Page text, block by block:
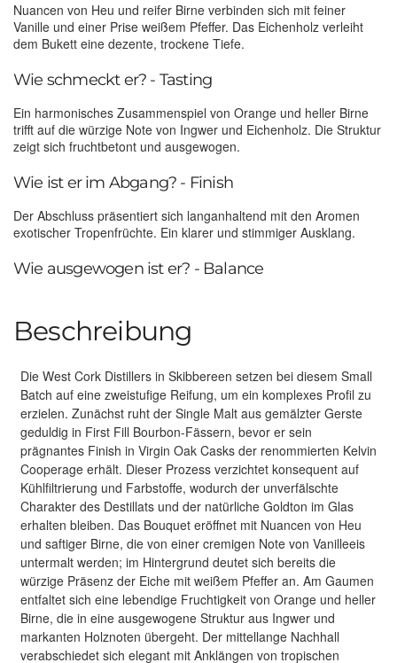
Nuancen von Heu und reifer Birne verbinden sich mit feiner
Vanille und einer Prise weißem Pfeffer. Das Eichenholz verleiht
dem Bukett eine dezente, trockene Tiefe.
Wie schmeckt er? - Tasting
Ein harmonisches Zusammenspiel von Orange und heller Birne
trifft auf die würzige Note von Ingwer und Eichenholz. Die Struktur
zeigt sich fruchtbetont und ausgewogen.
Wie ist er im Abgang? - Finish
Der Abschluss präsentiert sich langanhaltend mit den Aromen
exotischer Tropenfrüchte. Ein klarer und stimmiger Ausklang.
Wie ausgewogen ist er? - Balance
Beschreibung
Die West Cork Distillers in Skibbereen setzen bei diesem Small
Batch auf eine zweistufige Reifung, um ein komplexes Profil zu
erzielen. Zunächst ruht der Single Malt aus gemälzter Gerste
geduldig in First Fill Bourbon-Fässern, bevor er sein
prägnantes Finish in Virgin Oak Casks der renommierten Kelvin
Cooperage erhält. Dieser Prozess verzichtet konsequent auf
Kühlfiltrierung und Farbstoffe, wodurch der unverfälschte
Charakter des Destillats und der natürliche Goldton im Glas
erhalten bleiben. Das Bouquet eröffnet mit Nuancen von Heu
und saftiger Birne, die von einer cremigen Note von Vanilleeis
untermalt werden; im Hintergrund deutet sich bereits die
würzige Präsenz der Eiche mit weißem Pfeffer an. Am Gaumen
entfaltet sich eine lebendige Fruchtigkeit von Orange und heller
Birne, die in eine ausgewogene Struktur aus Ingwer und
markanten Holznoten übergeht. Der mittellange Nachhall
verabschiedet sich elegant mit Anklängen von tropischen